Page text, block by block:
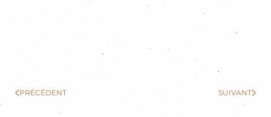
PRÉCÉDENT SUIVANT